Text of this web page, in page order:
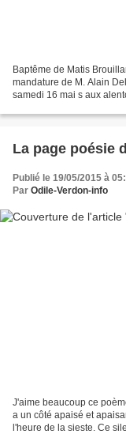
Baptême de Matis
mandature de M. Alain
samedi 16 mai s aux
La page poésie
Publié le 19/05/2015 à
Par Odile-Verdon-info
J'aime beaucoup ce
a un côté apaisé et
l'heure de la sieste. Ce